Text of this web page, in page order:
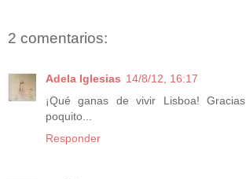
2 comentarios:
Adela Iglesias 14/8/12, 16:17
¡Qué ganas de vivir Lisboa!
poquito...
Responder